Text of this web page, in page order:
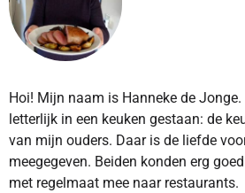
Hoi! Mijn naam is Hanneke de
letterlijk in een keuken gestaan: de
van mijn ouders. Daar is de liefde
meegegeven. Beiden konden erg
met regelmaat mee naar restaurants.